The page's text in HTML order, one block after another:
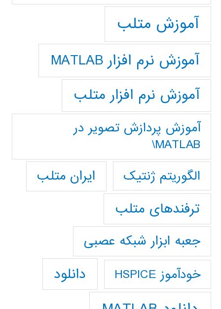
آموزش متلب
آموزش نرم افزار MATLAB
آموزش نرم افزار متلب
آموزش پردازش تصوير در
MATLAB\
الگوریتم ژنتیک
ایران متلب
ترفندهای متلب
جعبه ابزار شبکه عصبی
خودآموز HSPICE دانلود